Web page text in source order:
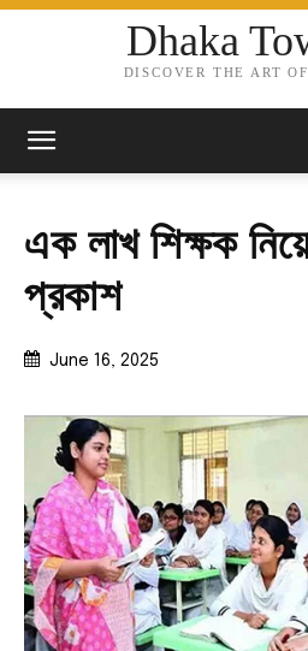
Dhaka
DISCOVER THE ART
এক লাখ শিক্ষক
প্রকাশ
June 16, 2025